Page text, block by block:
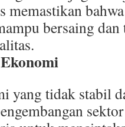
memastikan
bersaing
yang tidak stabil